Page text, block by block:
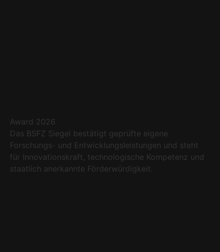
Award 2026
Das BSFZ Siegel bestätigt geprüfte eigene
Forschungs- und Entwicklungsleistungen und steht
für Innovationskraft, technologische Kompetenz und
staatlich anerkannte Förderwürdigkeit.